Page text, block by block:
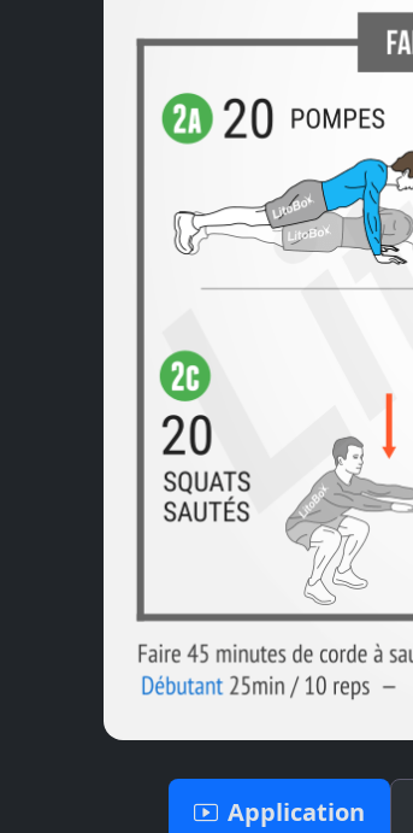
Application